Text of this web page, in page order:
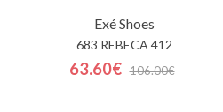
Exé Shoes
683 REBECA 412
63.60€ 106.00€